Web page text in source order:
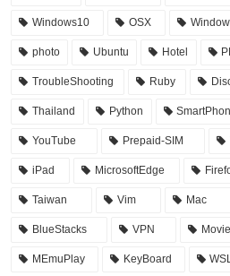
Windows10 OSX
photo Ubuntu Hotel
TroubleShooting Ruby
Thailand Python
YouTube Prepaid-SIM
iPad MicrosoftEdge
Taiwan Vim Mac
BlueStacks VPN Movie
MEmuPlay KeyBoard